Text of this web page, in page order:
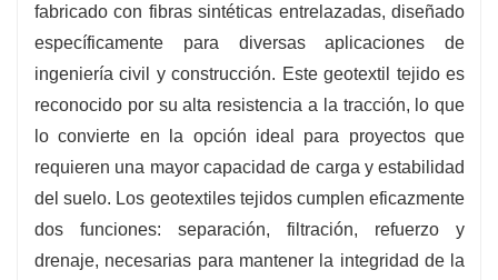
partículas del suelo, deteniendo la erosión y
manteniendo la integridad del suelo.
-Aplicaciones versátiles:Adecuado para una
amplia gama de usos, junto con proyectos de
construcción de carreteras, control de erosión y
vertederos, adaptándose a una variedad de
necesidades de ingeniería.
Solución rentable
Al mejorar la efectividad de
fabricado con fibras sintéticas entrelazadas, diseñado
específicamente para diversas aplicaciones de
ingeniería civil y construcción. Este geotextil tejido es
reconocido por su alta resistencia a la tracción, lo que
lo convierte en la opción ideal para proyectos que
requieren una mayor capacidad de carga y estabilidad
del suelo. Los geotextiles tejidos cumplen eficazmente
dos funciones: separación, filtración, refuerzo y
drenaje, necesarias para mantener la integridad de la